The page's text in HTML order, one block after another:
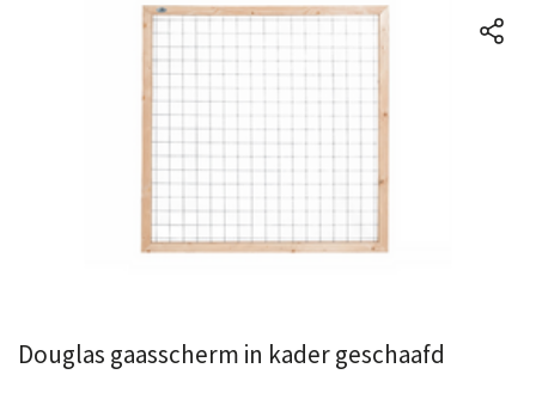
Douglas gaasscherm in kader geschaafd